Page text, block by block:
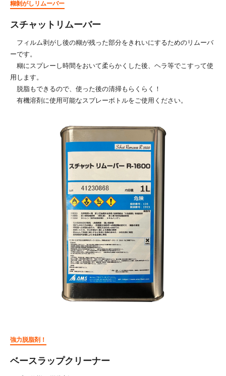
糊剝がしリムーバー
スチャットリムーバー
フィルム剥がし後の糊が残った部分をきれいにするためのリムーバ
ーです。
糊にスプレーし時間をおいて柔らかくした後、ヘラ等でこすって使
用します。
脱脂もできるので、使った後の清掃もらくらく！
有機溶剤に使用可能なスプレーボトルをご使用ください。
強力脱脂剤！
ベースラップクリーナー